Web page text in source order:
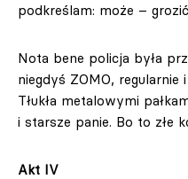
podkreślam: może –
Nota bene policja była
niegdyś ZOMO,
Tłukła metalowymi
i starsze panie. Bo to złe
Akt IV